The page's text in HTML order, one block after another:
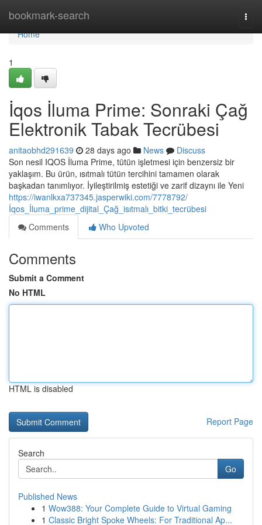
bookmark-search
Home
Home
1
İqos İluma Prime: Sonraki Çağ
Elektronik Tabak Tecrübesi
anitaobhd291639 28 days ago News
Discuss
Son nesil IQOS İluma Prime, tütün işletmesi için benzersiz bir
yaklaşım. Bu ürün, ısıtmalı tütün tercihini tamamen olarak
başkadan tanımlıyor. İyileştirilmiş estetiği ve zarif dizaynı ile Yeni
https://iwanlkxa737345.jasperwiki.com/7778792/
İqos_İluma_prime_dijital_Çağ_isıtmalı_bitki_tecrübesi
Comments
Who Upvoted
Comments
Submit a Comment
No HTML
HTML is disabled
Report Page
Search
Go
Published News
1 Wow388: Your Complete Guide to Virtual Gaming
1 Classic Bright Spoke Wheels: For Traditional Ap...